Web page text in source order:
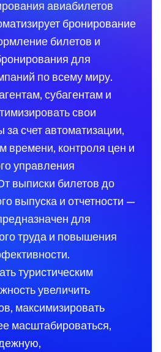
авиабилетов
бронирование
билетов и
для
по всему миру.
субагентам и
свои
счет автоматизации,
времени, контроля цен и
управления
выписки билетов до
выпуска и отчетности —
для
труда и повышения
туристическим
увеличить
максимизировать
масштабироваться,